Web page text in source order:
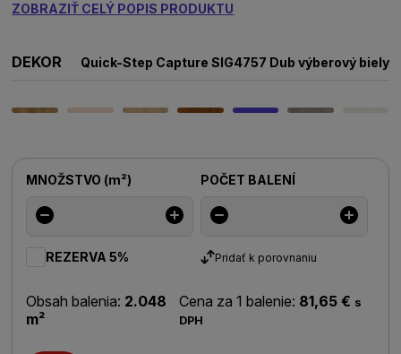
ZOBRAZIŤ CELÝ POPIS PRODUKTU
DEKOR Quick-Step Capture SIG4757 Dub výberový biely
MNOŽSTVO (m²) POČET BALENÍ
REZERVA 5% Pridať k porovnaniu
Obsah balenia: 2.048
m²
Cena za 1 balenie: 81,65 € s
DPH